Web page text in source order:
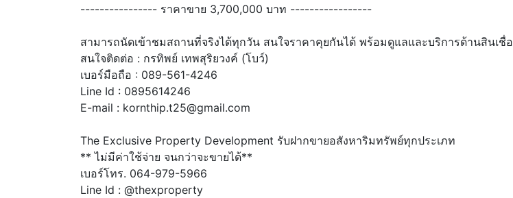
---------------- ราคาขาย 3,700,000 บาท -----------------
สามารถนัดเข้าชมสถานที่จริงได้ทุกวัน สนใจราคาคุยกันได้ พร้อมดูแลและบริการด้านสินเชื่อ
สนใจติดต่อ : กรทิพย์ เทพสุริยวงค์ (โบว์)
เบอร์มือถือ : 089-561-4246
Line Id : 0895614246
E-mail : kornthip.t25@gmail.com
The Exclusive Property Development รับฝากขายอสังหาริมทรัพย์ทุกประเภท
** ไม่มีค่าใช้จ่าย จนกว่าจะขายได้**
เบอร์โทร. 064-979-5966
Line Id : @thexproperty